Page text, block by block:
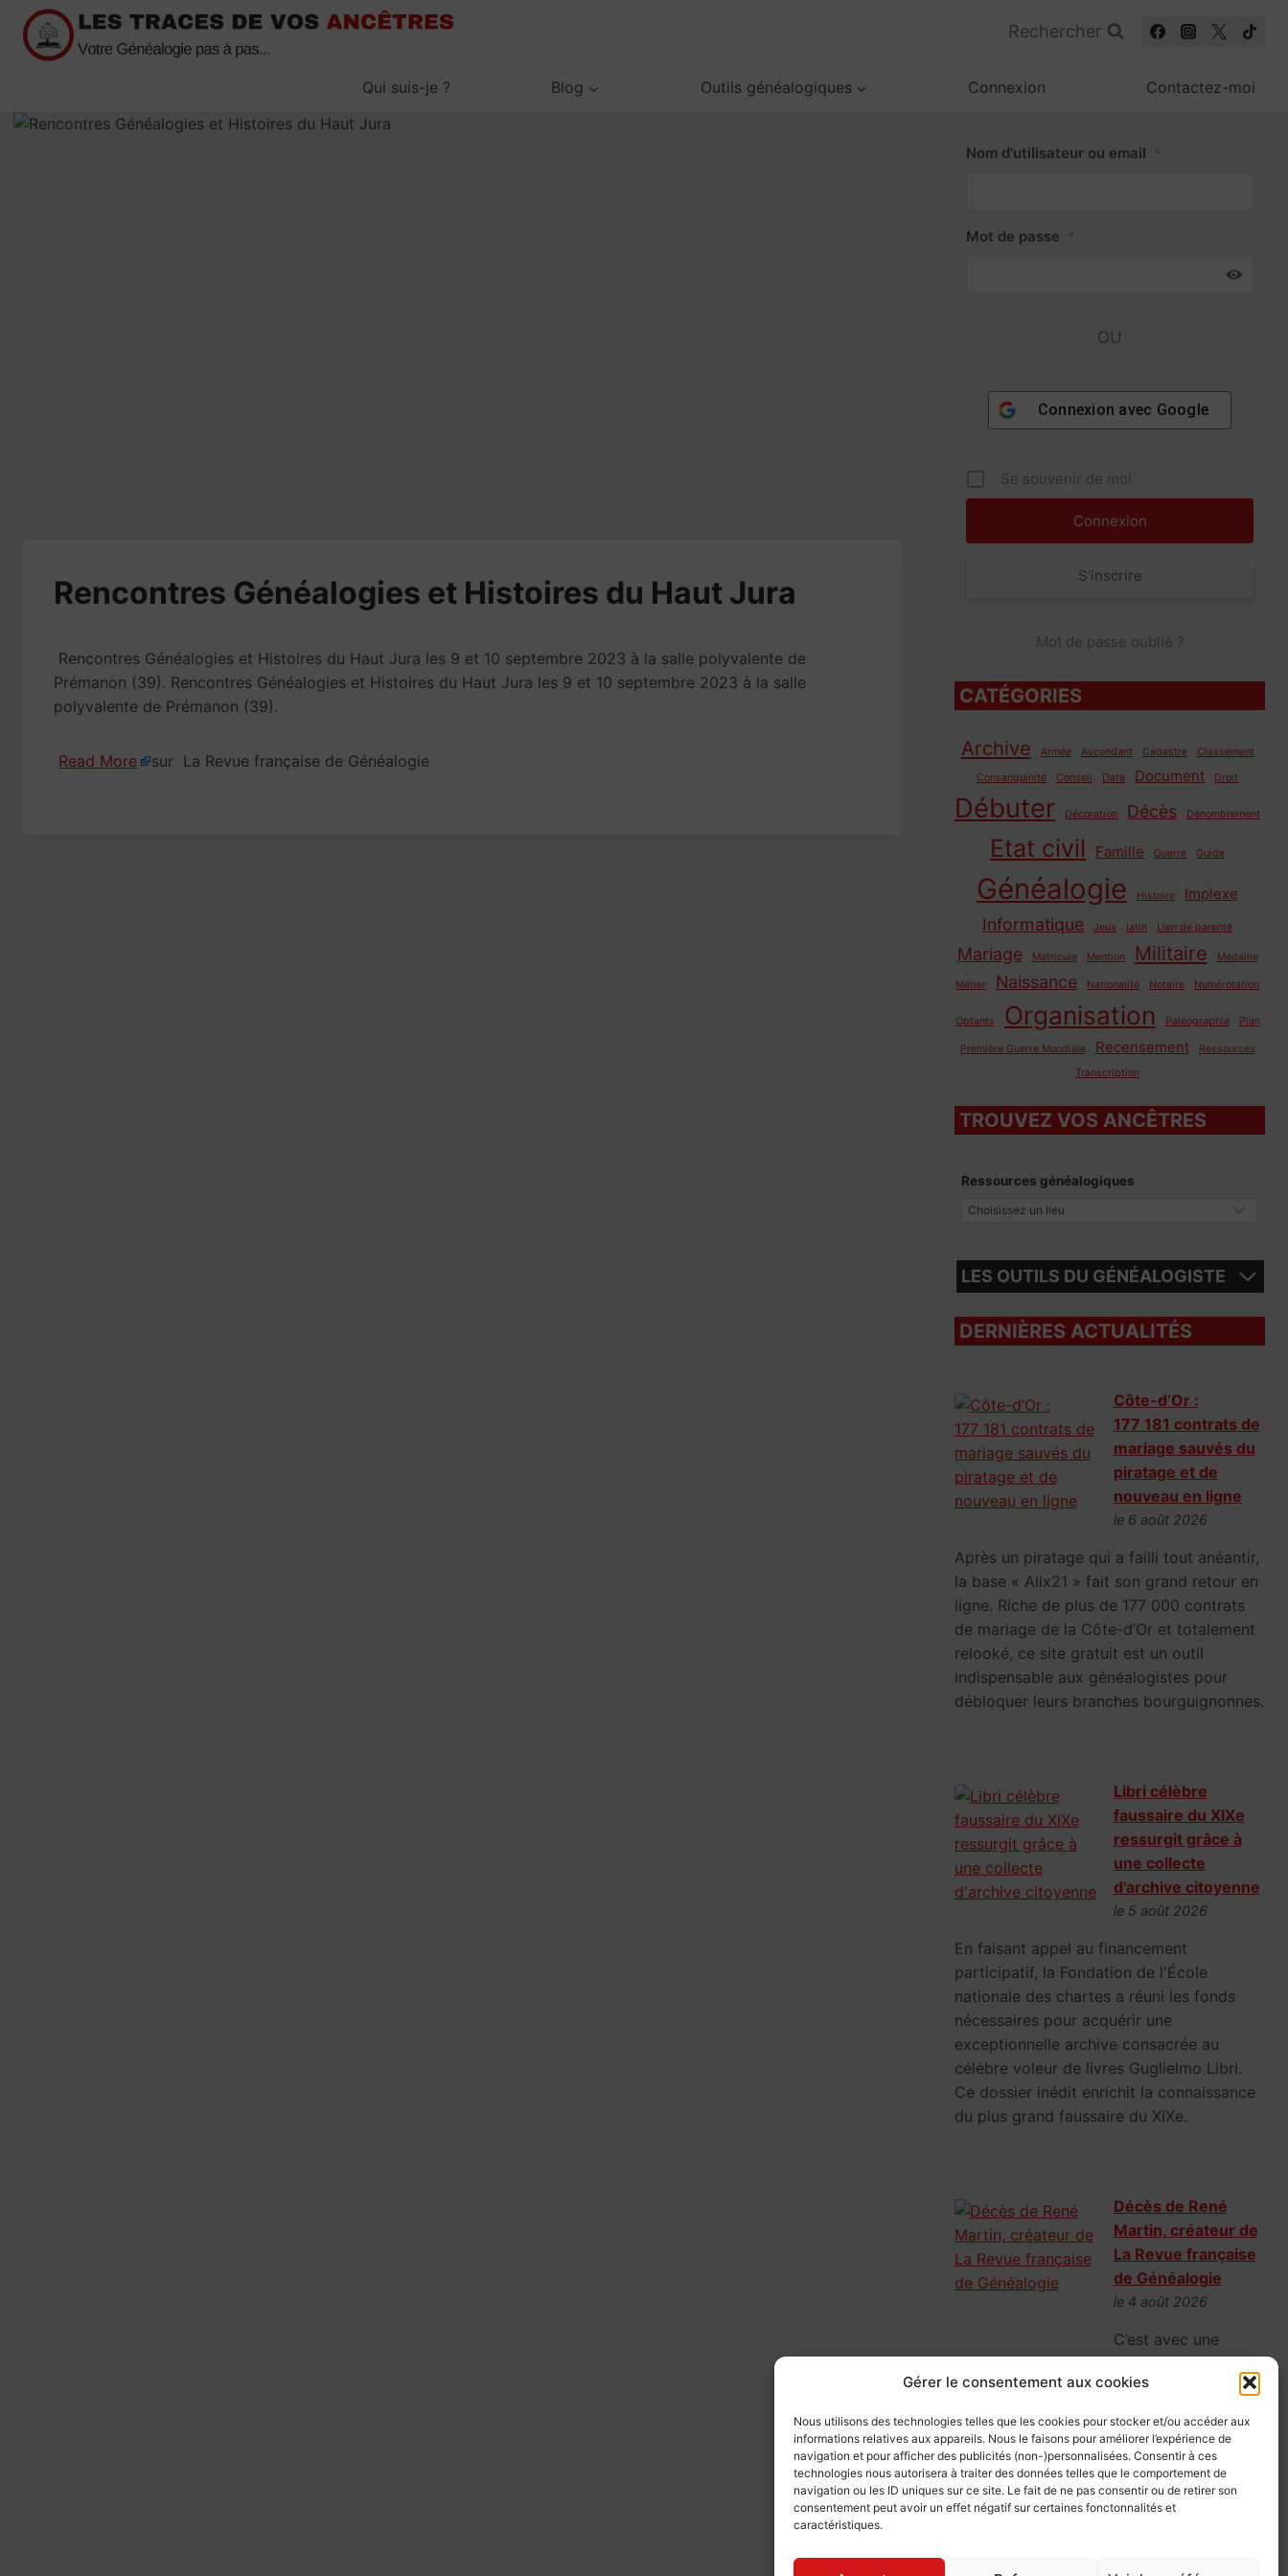
Gérer le consentement aux cookies
Nous utilisons des technologies telles que les cookies pour stocker et/ou accéder aux
informations relatives aux appareils. Nous le faisons pour améliorer l’expérience de
navigation et pour afficher des publicités (non-)personnalisées. Consentir à ces
technologies nous autorisera à traiter des données telles que le comportement de
navigation ou les ID uniques sur ce site. Le fait de ne pas consentir ou de retirer son
consentement peut avoir un effet négatif sur certaines fonctonnalités et
caractéristiques.
Passer
contenu
Rechercher
Qui suis-je ? Blog Outils généalogiques Connexion Contactez-moi
Rencontres Généalogies et Histoires du Haut Jura
Rencontres Généalogies et Histoires du Haut Jura les 9 et 10 septembre 2023 à la salle polyvalente de
Prémanon (39). Rencontres Généalogies et Histoires du Haut Jura les 9 et 10 septembre 2023 à la salle
polyvalente de Prémanon (39).
Read More sur La Revue française de Généalogie
Nom d'utilisateur ou email
Mot de passe
OU
Connexion avec Google
Se souvenir de moi
S’inscrire
Mot de passe oublié ?
CATÉGORIES
Archive Armée Ascendant Cadastre Classement
Consanguinité Conseil Date Document Droit
Débuter Décoration Décès Dénombrement
Etat civil Famille Guerre Guide
Généalogie Histoire Implexe
Informatique Jeux latin Lien de parenté
Mariage Matricule Mention Militaire Médaille
Métier Naissance Nationalité Notaire Numérotation
Optants Organisation Paléographie Plan
Première Guerre Mondiale Recensement
Ressources
Transcription
TROUVEZ VOS ANCÊTRES
Ressources généalogiques
LES OUTILS DU GÉNÉALOGISTE
DERNIÈRES ACTUALITÉS
Côte-d’Or :
177 181 contrats de
mariage sauvés du
piratage et de
nouveau en ligne
le 6 août 2026
Après un piratage qui a failli tout anéantir,
la base « Alix21 » fait son grand retour en
ligne. Riche de plus de 177 000 contrats
de mariage de la Côte-d’Or et totalement
relooké, ce site gratuit est un outil
indispensable aux généalogistes pour
débloquer leurs branches bourguignonnes.
Libri célèbre
faussaire du XIXe
ressurgit grâce à
une collecte
d'archive citoyenne
le 5 août 2026
En faisant appel au financement
participatif, la Fondation de l'École
nationale des chartes a réuni les fonds
nécessaires pour acquérir une
exceptionnelle archive consacrée au
célèbre voleur de livres Guglielmo Libri.
Ce dossier inédit enrichit la connaissance
du plus grand faussaire du XIXe.
Décès de René
Martin, créateur de
La Revue française
de Généalogie
le 4 août 2026
C’est avec une
le décès de René-Louis Martin, à l’âge de
90 ans. Homme de grand mérite et de
grande droiture, totalement voué à
l’enseignement et passionné de
journalisme, il avait largement contribué à
la création de La Revue française de